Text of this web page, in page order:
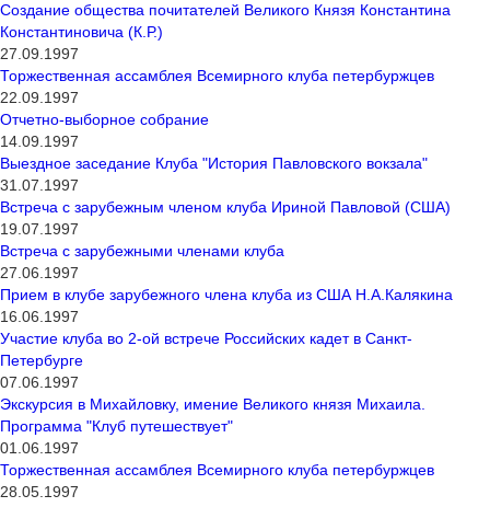
Создание общества почитателей Великого Князя Константина
Константиновича (К.Р.)
27.09.1997
Торжественная ассамблея Всемирного клуба петербуржцев
22.09.1997
Отчетно-выборное собрание
14.09.1997
Выездное заседание Клуба "История Павловского вокзала"
31.07.1997
Встреча с зарубежным членом клуба Ириной Павловой (США)
19.07.1997
Встреча с зарубежными членами клуба
27.06.1997
Прием в клубе зарубежного члена клуба из США Н.А.Калякина
16.06.1997
Участие клуба во 2-ой встрече Российских кадет в Санкт-
Петербурге
07.06.1997
Экскурсия в Михайловку, имение Великого князя Михаила.
Программа "Клуб путешествует"
01.06.1997
Торжественная ассамблея Всемирного клуба петербуржцев
28.05.1997